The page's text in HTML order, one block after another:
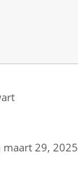
maart 29, 2025